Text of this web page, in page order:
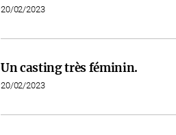
20/02/2023
Un casting très féminin.
20/02/2023